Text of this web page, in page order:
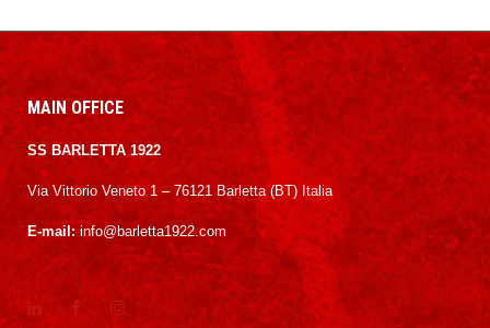
MAIN OFFICE
SS BARLETTA 1922
Via Vittorio Veneto 1 – 76121 Barletta (BT) Italia
E-mail: info@barletta1922.com